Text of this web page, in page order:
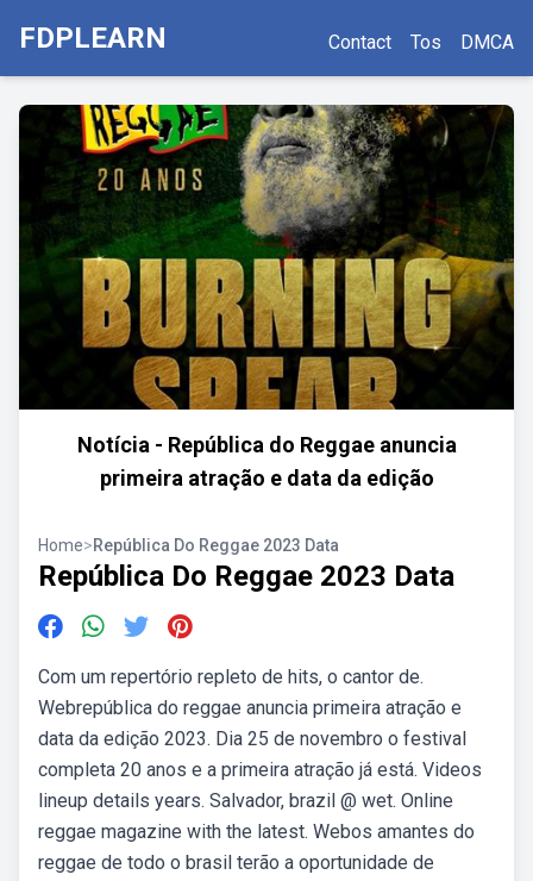
FDPLEARN Contact Tos DMCA
Notícia - República do Reggae anuncia
primeira atração e data da edição
Home>República Do Reggae 2023 Data
República Do Reggae 2023 Data
Com um repertório repleto de hits, o cantor de.
Webrepública do reggae anuncia primeira atração e
data da edição 2023. Dia 25 de novembro o festival
completa 20 anos e a primeira atração já está. Videos
lineup details years. Salvador, brazil @ wet. Online
reggae magazine with the latest. Webos amantes do
reggae de todo o brasil terão a oportunidade de